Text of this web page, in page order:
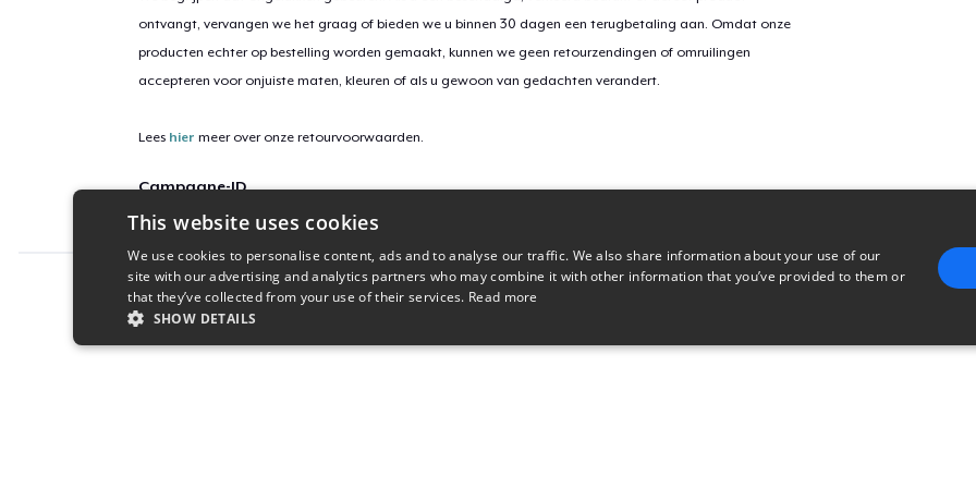
ontvangt, vervangen we het graag of bieden we u binnen 30 dagen een terugbetaling aan. Omdat onze
producten echter op bestelling worden gemaakt, kunnen we geen retourzendingen of omruilingen
accepteren voor onjuiste maten, kleuren of als u gewoon van gedachten verandert.
Lees hier meer over onze retourvoorwaarden.
Campagne-ID
tadb-official-pink-hoodie
Report this product
This website uses cookies
We use cookies to personalise content, ads and to analyse our traffic. We also share information about your use of our
site with our advertising and analytics partners who may combine it with other information that you’ve provided to them or
that they’ve collected from your use of their services. Read more
SHOW DETAILS